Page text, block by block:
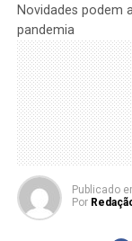
Novidades podem
pandemia
Publicado
Por